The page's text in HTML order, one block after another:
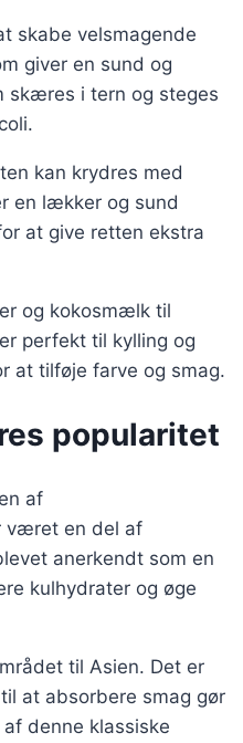
skabe velsmagende
giver en sund og
skæres i tern og steges
kan krydres med
en lækker og sund
at give retten ekstra
og kokosmælk til
perfekt til kylling og
at tilføje farve og smag.
popularitet
af
været en del af
anerkendt som en
kulhydrater og øge
til Asien. Det er
at absorbere smag gør
denne klassiske